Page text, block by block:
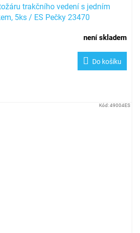
trakčního vedení s jedním
5ks / ES Pečky 23470
není skladem
Do košíku
Kód:49004ES